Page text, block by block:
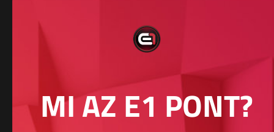
MI AZ E1 PONT?